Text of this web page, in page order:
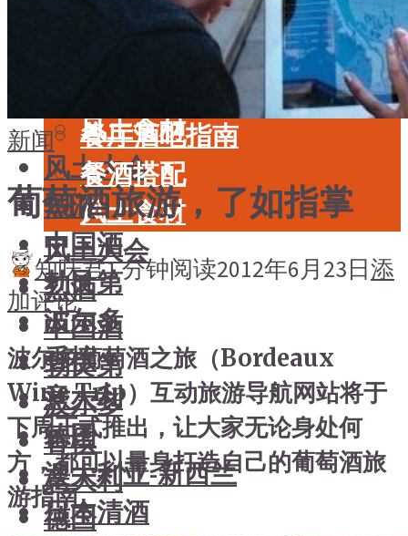
餐厅酒吧指南
风土食材
风土大会
烈酒
中国酒
勃艮第
波尔多
香槟
意大利
德国
澳大利亚-新西兰
日本清酒
餐厅酒吧指南
餐酒搭配
风土食材
风土大会
烈酒
中国酒
勃艮第
波尔多
香槟
意大利
德国
新闻
葡萄酒旅游，了如指掌
知味君1 分钟阅读2012年6月23日添
加评论
波尔多葡萄酒之旅（Bordeaux
Wine Trip）互动旅游导航网站将于
下周正式推出，让大家无论身处何
方，都可以量身打造自己的葡萄酒旅
游指南。